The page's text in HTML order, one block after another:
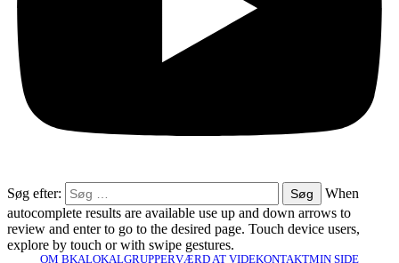
Søg efter:
When
autocomplete results are available use up and down arrows to
review and enter to go to the desired page. Touch device users,
explore by touch or with swipe gestures.
OM BKALOKALGRUPPERVÆRD AT VIDEKONTAKTMIN SIDE